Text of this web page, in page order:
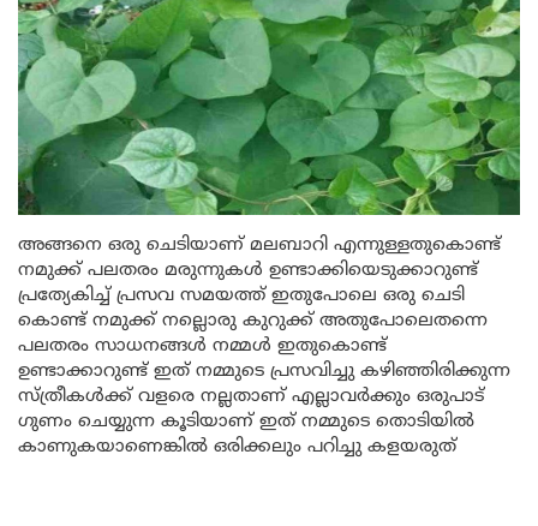
അങ്ങനെ ഒരു ചെടിയാണ് മലബാറി എന്നുള്ളതുകൊണ്ട്
നമുക്ക് പലതരം മരുന്നുകൾ ഉണ്ടാക്കിയെടുക്കാറുണ്ട്
പ്രത്യേകിച്ച് പ്രസവ സമയത്ത് ഇതുപോലെ ഒരു ചെടി
കൊണ്ട് നമുക്ക് നല്ലൊരു കുറുക്ക് അതുപോലെതന്നെ
പലതരം സാധനങ്ങൾ നമ്മൾ ഇതുകൊണ്ട്
ഉണ്ടാക്കാറുണ്ട് ഇത് നമ്മുടെ പ്രസവിച്ചു കഴിഞ്ഞിരിക്കുന്ന
സ്ത്രീകൾക്ക് വളരെ നല്ലതാണ് എല്ലാവർക്കും ഒരുപാട്
ഗുണം ചെയ്യുന്ന കൂടിയാണ് ഇത് നമ്മുടെ തൊടിയിൽ
കാണുകയാണെങ്കിൽ ഒരിക്കലും പറിച്ചു കളയരുത്